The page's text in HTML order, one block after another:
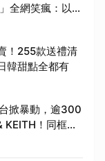
全網笑瘋：以為
！255款送禮清
韓甜點全都有
掀暴動，逾300
KEITH！同框程